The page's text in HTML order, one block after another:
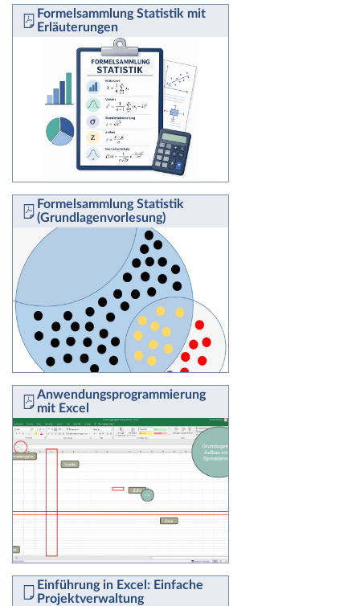
Formelsammlung Statistik mit
Erläuterungen
Formelsammlung Statistik
(Grundlagenvorlesung)
Anwendungsprogrammierung
mit Excel
Einführung in Excel: Einfache
Projektverwaltung